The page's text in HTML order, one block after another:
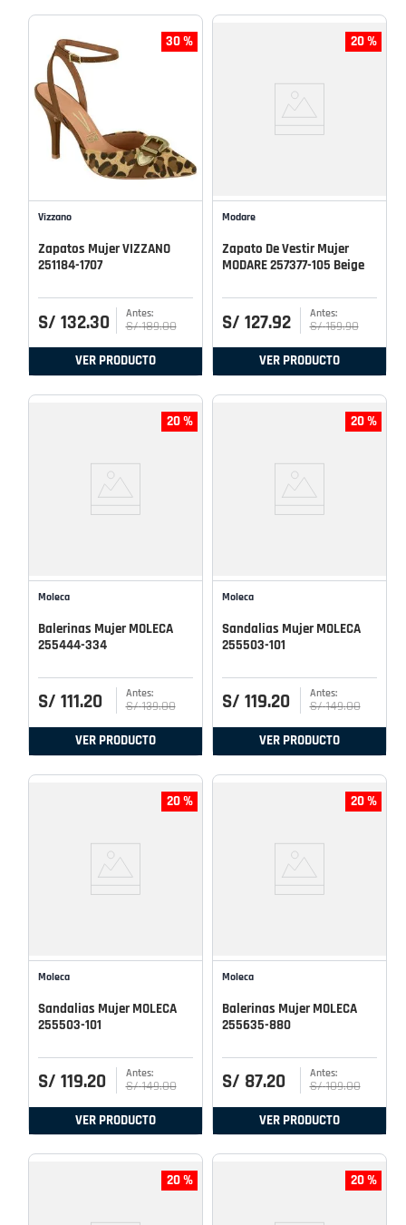
30 %
Vizzano
Zapatos Mujer VIZZANO
251184-1707
S/ 132.30 S/ 189.00
VER PRODUCTO
20 %
Modare
Zapato De Vestir Mujer
MODARE 257377-105 Beige
S/ 127.92 S/ 159.90
VER PRODUCTO
20 %
Moleca
Balerinas Mujer MOLECA
255444-334
S/ 111.20 S/ 139.00
VER PRODUCTO
20 %
Moleca
Sandalias Mujer MOLECA
255503-101
S/ 119.20 S/ 149.00
VER PRODUCTO
20 %
Moleca
Sandalias Mujer MOLECA
255503-101
S/ 119.20 S/ 149.00
VER PRODUCTO
20 %
Moleca
Balerinas Mujer MOLECA
255635-880
S/ 87.20 S/ 109.00
VER PRODUCTO
20 % 20 %